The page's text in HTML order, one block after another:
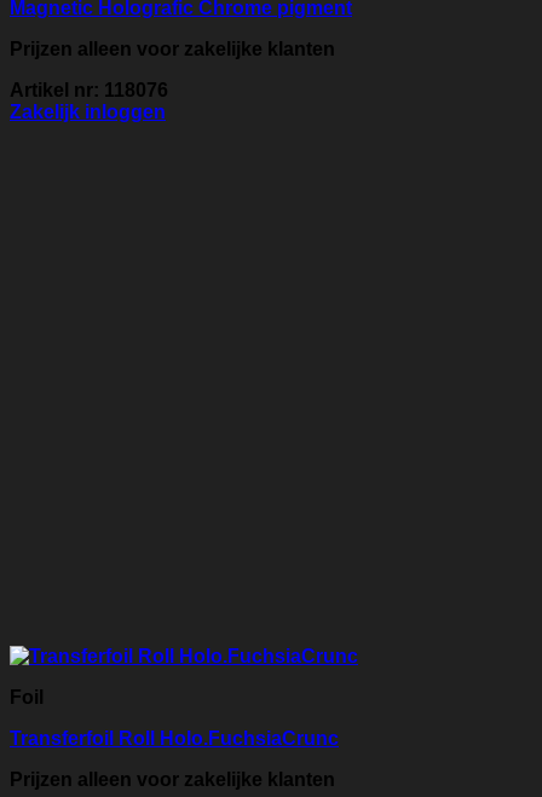
Magnetic Holografic Chrome pigment
Prijzen alleen voor zakelijke klanten
Artikel nr: 118076
Zakelijk inloggen
Foil
Transferfoil Roll Holo.FuchsiaCrunc
Prijzen alleen voor zakelijke klanten